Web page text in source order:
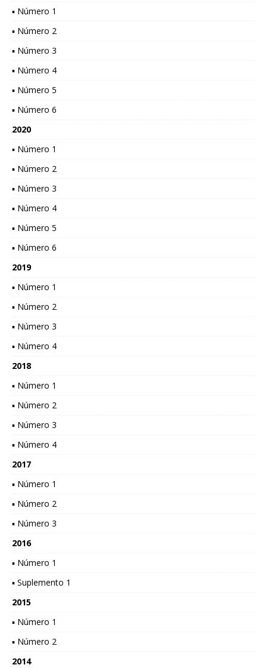
▪ Número 1
▪ Número 2
▪ Número 3
▪ Número 4
▪ Número 5
▪ Número 6
2020
▪ Número 1
▪ Número 2
▪ Número 3
▪ Número 4
▪ Número 5
▪ Número 6
2019
▪ Número 1
▪ Número 2
▪ Número 3
▪ Número 4
2018
▪ Número 1
▪ Número 2
▪ Número 3
▪ Número 4
2017
▪ Número 1
▪ Número 2
▪ Número 3
2016
▪ Número 1
▪ Suplemento 1
2015
▪ Número 1
▪ Número 2
2014